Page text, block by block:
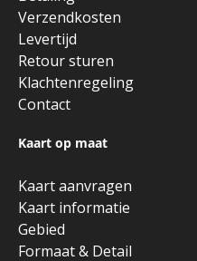
Verzendkosten
Levertijd
Retour sturen
Klachtenregeling
Contact
Kaart op maat
Kaart aanvragen
Kaart informatie
Gebied
Formaat & Detail